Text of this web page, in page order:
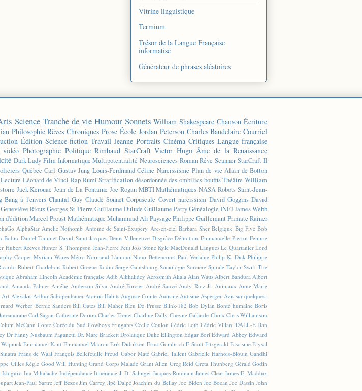
Vitrine linguistique
Termium
Trésor de la Langue Française
informatisé
Générateur de phrases aléatoires
Science Tranche de vie Humour Sonnets William Shakespeare Chanson Écriture
Philosophie Rêves Chroniques Prose École Jordan Peterson Charles Baudelaire Courriel
Édition Science-fiction Travail Jeanne Portraits Cinéma Critiques Langue française
vidéo Photographie Politique Rimbaud StarCraft Victor Hugo Âme de la Renaissance
Dark Lady Film Informatique Multipotentialité Neurosciences Roman Rêve Scanner StarCraft II
Québec Carl Gustav Jung Louis-Ferdinand Céline Narcissisme Plan de vie Alain de Botton
Lecture Léonard de Vinci Rap Rumi Stratification désordonnée des ombilics bouffis Théâtre William
Jack Kerouac Jean de La Fontaine Joe Rogan MBTI Mathématiques NASA Robots Saint-Jean-
Bang à l'envers Chantal Guy Claude Sonnet Corpuscule Covert narcissism David Goggins David
Geneviève RiouxGeorges St-Pierre Guillaume Dulude Guillaume PatryGénéalogie INFJJames Webb
d'éditionMarcel Proust Mathématique Muhammad Ali Paysage Philippe Guillemant Primate Rainer
AlphaStar Amélie Nothomb Antoine de Saint-Exupéry Arc-en-ciel Barbara Sher Belgique Big Five Bob
Bobin Daniel Tammet David Saint-Jacques Denis Villeneuve Disgrâce Définition Emmanuelle Pierrot Femme
Hubert Reeves Hunter S. Thompson Jean-Pierre Petit Joss Stone Kyle MacDonald Langues Le Quartanier Lord
Cooper Myriam Wares Métro Normand L'amour Nuno Bettencourt Paul Verlaine Philip K. Dick Philippe
Robert Charlebois Robert Greene Rodin Serge Gainsbourg Sociologie Sorcière Spirale Taylor Swift The
Abraham Lincoln Académie française Adib Alkhalidey Aerosmith Akala Alan Watts Albert Bandura Albert
Amanda Palmer Amélie Anderson Silva André Forcier André Sauvé Andy Ruiz Jr. Animaux Anne-Marie
Art Alexakis Arthur Schopenhauer Atomic Habits Auguste Comte Autisme Autisme Asperger Avis sur quelques-
Werber Bernie Sanders Bill Gates Bill Maher Bleu De Prusse Blink-182 Bob Dylan Bonté humaine Boris
Carl Sagan Catherine Dorion Charles Trenet Charline Dally Cheyne Gallarde Choix Chris Williamson
McCann Conte Corée du Sud Cowboys Fringants Cécile Coulon Cédric Loth Cédric Villani DALL-E Dan
Dr Fanny Nusbaum Paganetti Dr. Marc Brackett Drolatique Duke Ellington Edgar Bori Edward Abbey Edward
Emmanuel Kant Emmanuel Macron Erik Didriksen Ernst Gombrich F. Scott Fitzgerald Fascisme Faysal
Frans de Waal François Bellefeuille Freud Gabor Maté Gabriel Tallent Gabrielle Harnois-Blouin Gandhi
Gilles Kègle Good Will Hunting Grand Corps Malade Grant Allen Greg Reid Greta Thunberg Gérald Godin
Ishiguro Ina Mihalache Indépendance Itinérance J. D. Salinger Jacques Roumain James Clear James E. Maddux
Jean-Paul Sartre Jeff Bezos Jim Carrey Jipé Dalpé Joachim du Bellay Joe Biden Joe Bocan Joe Dassin John